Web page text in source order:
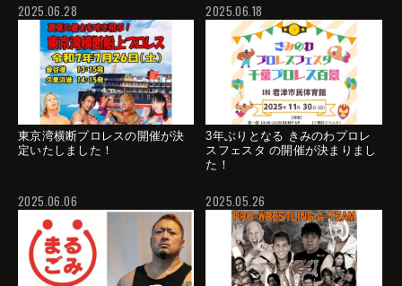
2025.06.28
東京湾横断プロレスの開催が決
定いたしました！
2025.06.18
3年ぶりとなる きみのわプロレ
スフェスタ の開催が決まりまし
た！
2025.06.06 2025.05.26